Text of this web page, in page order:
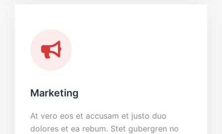
Marketing
At vero eos et accusam et justo duo
dolores et ea rebum. Stet gubergren no